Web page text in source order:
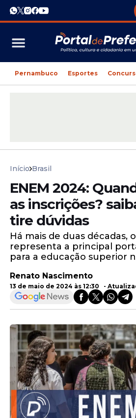
Pernambuco Esportes
Início Brasil
ENEM 2024:
as inscrições?
tire dúvidas
Há mais de duas décadas,
representa a principal
para a educação superior
Renato Nascimento
13 de maio de 2024 às 12:30 -